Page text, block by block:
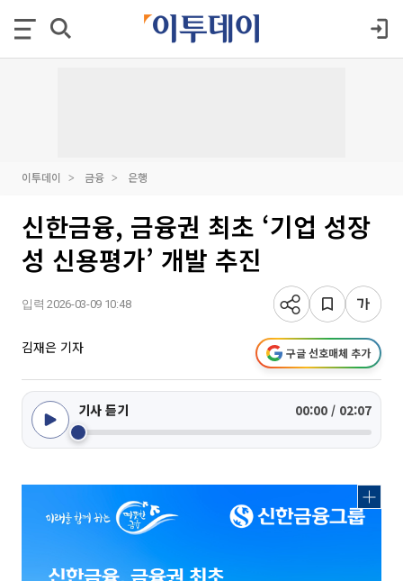
이투데이 금융 은행
신한금융, 금융권 최초 ‘기업 성장
성 신용평가’ 개발 추진
입력 2026-03-09 10:48
김재은 기자 구글 선호매체 추가
기사 듣기 00:00 / 02:07